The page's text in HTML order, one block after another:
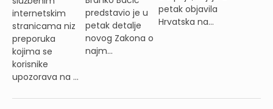
internetskim
stranicama niz
preporuka
kojima se
korisnike
upozorava na ...
predstavio je u
petak detalje
novog Zakona o
najm...
petak objavila
Hrvatska na...